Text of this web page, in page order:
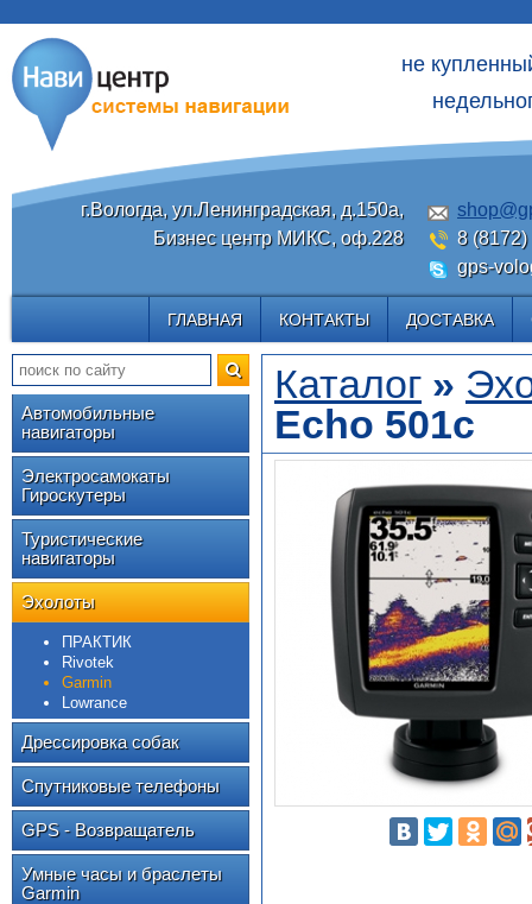
не
г.Вологда, ул.Ленинградская, д.150а,
Бизнес центр МИКС, оф.228
8 (8172)
gps-
ГЛАВНАЯ КОНТАКТЫ ДОСТАВКА
Автомобильные
навигаторы
Электросамокаты
Гироскутеры
Туристические
навигаторы
Эхолоты
ПРАКТИК
Rivotek
Garmin
Lowrance
Дрессировка собак
Спутниковые телефоны
GPS - Возвращатель
Умные часы и браслеты
Garmin
Каталог »
Echo 501c